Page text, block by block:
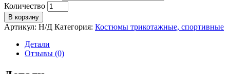
Количество
В корзину
Артикул: Н/Д Категория: Костюмы трикотажные, спортивные
Детали
Отзывы (0)